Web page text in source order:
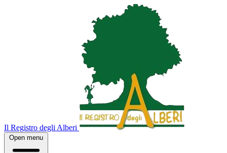
Il Registro degli Alberi
Open menu